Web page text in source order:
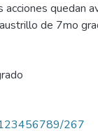
quedan
de 7mo
123456789/267